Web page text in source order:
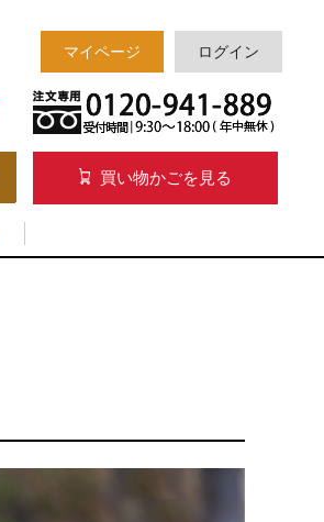
マイページ ログイン
買い物かごを見る